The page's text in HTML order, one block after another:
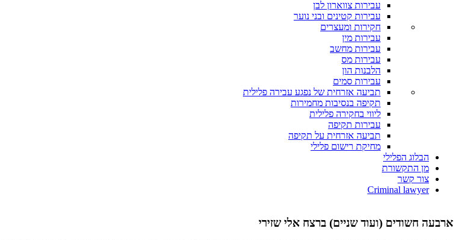
עבירות צווארון לבן
עבירות קטינים ובני נוער
חקירות ומעצרים
עבירות מין
עבירות מחשב
עבירות מס
הלבנות הון
עבירות סמים
תביעה אזרחית של נפגע עבירה פלילית
תקיפה בנסיבות מחמירות
ליווי בחקירה פלילית
עבירות תקיפה
תביעה אזרחית על תקיפה
מחיקת רישום פלילי
הבלוג הפלילי
מן התקשורת
צור קשר
Criminal lawyer
ארבעה חשודים (ועוד שניים) ברצח אלי שזירי